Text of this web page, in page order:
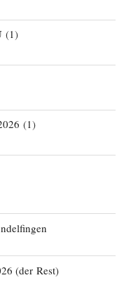
(1)
(1)
(der Rest)